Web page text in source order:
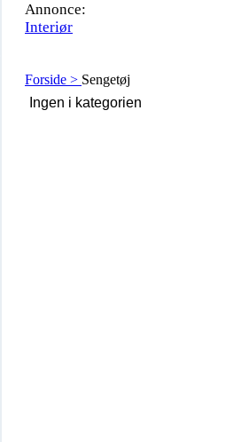
Annonce:
Interiør
Forside > Sengetøj